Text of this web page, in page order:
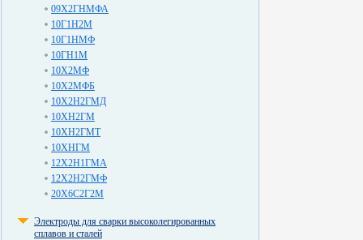
09Х2ГНМФА
10Г1Н2М
10Г1НМФ
10ГН1М
10Х2МФ
10Х2МФБ
10Х2Н2ГМД
10ХН2ГМ
10ХН2ГМТ
10ХНГМ
12Х2Н1ГМА
12Х2Н2ГМФ
20Х6С2Г2М
Электроды для сварки высоколегированных
сплавов и сталей